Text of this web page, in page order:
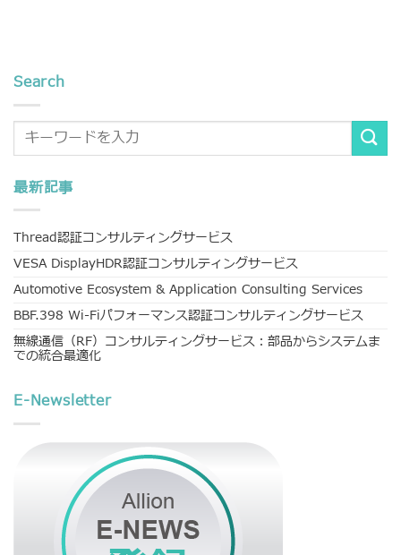
Search
最新記事
Thread認証コンサルティングサービス
VESA DisplayHDR認証コンサルティングサービス
Automotive Ecosystem & Application Consulting Services
BBF.398 Wi-Fiパフォーマンス認証コンサルティングサービス
無線通信（RF）コンサルティングサービス：部品からシステムま
での統合最適化
E-Newsletter